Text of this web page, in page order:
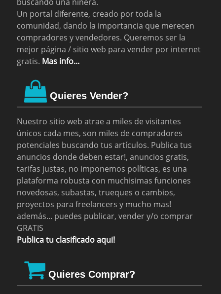
Un portal diferente, creado por toda la
comunidad, dando la importancia que merecen
compradores y vendedores. Queremos ser la
mejor página / sitio web para vender por internet
gratis. Mas info...
Quieres Vender?
Nuestro sitio web atrae a miles de visitantes
únicos cada mes, son miles de compradores
potenciales buscando tus artículos. Publica tus
anuncios donde deben estar!, anuncios gratis,
tarifas justas, no imponemos políticas, es una
plataforma robusta con muchisimas funciones
novedosas, subastas, trueques o cambios,
proyectos para freelancers y mucho mas!
además... puedes publicar, vender y/o comprar
GRATIS
Publica tu clasificado aqui!
Quieres Comprar?